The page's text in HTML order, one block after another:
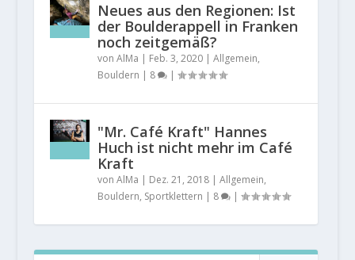
Neues aus den Regionen: Ist
der Boulderappell in Franken
noch zeitgemäß?
von AlMa | Feb. 3, 2020| Allgemein,
Bouldern | 8 |
"Mr. Café Kraft" Hannes
Huch ist nicht mehr im Café
Kraft
von AlMa | Dez. 21, 2018| Allgemein,
Bouldern, Sportklettern | 8 |